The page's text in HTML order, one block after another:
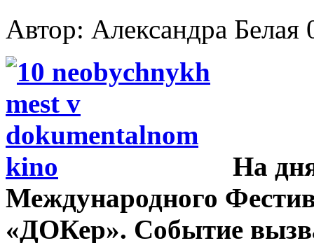
Автор: Александра Белая
На
Международного
«ДОКер». Событие